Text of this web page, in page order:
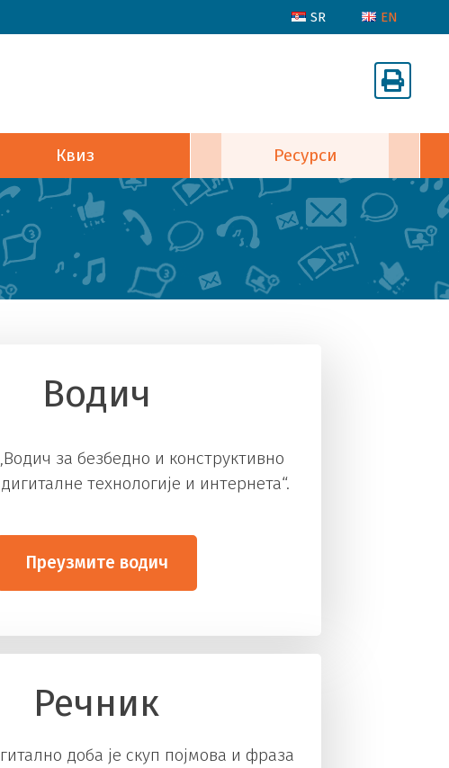
SR EN
Квиз Ресурси
Водич
за безбедно и конструктивно
технологије и интернета“.
Преузмите водич
Речник
доба је скуп појмова и фраза